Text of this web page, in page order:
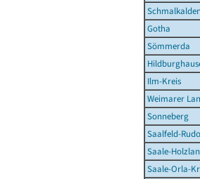
Gotha
Sömmerda
Ilm-Kreis
Weimarer
Sonneberg
Saalfeld-
Saale-
Saale-Orla-